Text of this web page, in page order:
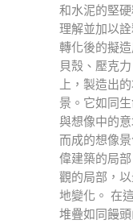
和水泥的堅
理解並加以
轉化後的擬
貝殼、壓克
上，製造出
景。它如同
與想像中的
而成的想像
偉建築的局
觀的局部，
地變化。 在
堆疊如同饅